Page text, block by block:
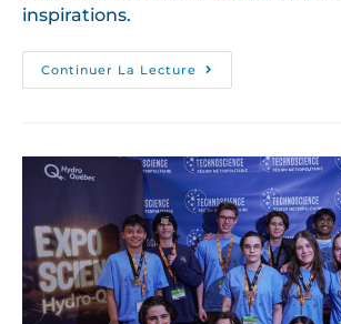
inspirations.
Continuer La Lecture